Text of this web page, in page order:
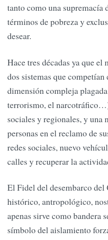
tanto como una supremacía
términos de pobreza y
desear.
Hace tres décadas ya que
dos sistemas que competían
dimensión compleja
terrorismo, el
sociales y regionales, y una
personas en el reclamo de
redes sociales, nuevo
calles y recuperar la
El Fidel del desembarco del
histórico, antropológico,
apenas sirve como bandera
símbolo del aislamiento